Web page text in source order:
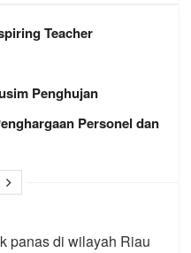
Teacher
Penghujan
Personel dan
panas di wilayah Riau